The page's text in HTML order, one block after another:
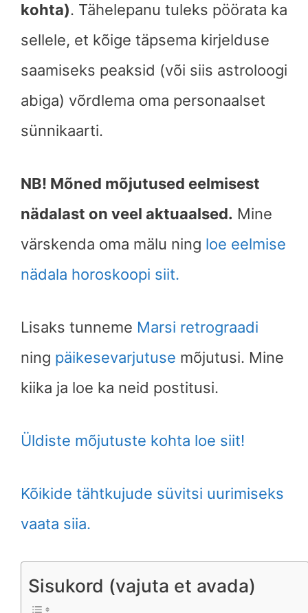
kohta). Tähelepanu tuleks pöörata ka
sellele, et kõige täpsema kirjelduse
saamiseks peaksid (või siis astroloogi
abiga) võrdlema oma personaalset
sünnikaarti.
NB! Mõned mõjutused eelmisest
nädalast on veel aktuaalsed. Mine
värskenda oma mälu ning loe eelmise
nädala horoskoopi siit.
Lisaks tunneme Marsi retrograadi
ning päikesevarjutuse mõjutusi. Mine
kiika ja loe ka neid postitusi.
Üldiste mõjutuste kohta loe siit!
Kõikide tähtkujude süvitsi uurimiseks
vaata siia.
Sisukord (vajuta et avada)